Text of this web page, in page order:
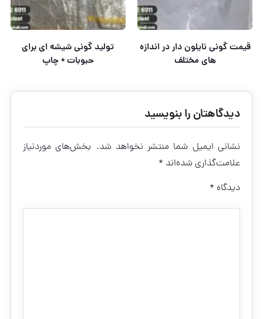
قیمت گونی نایلون دار در اندازه
های مختلف
تولید گونی شیشه ای برای
حبوبات + چاپ
دیدگاهتان را بنویسید
نشانی ایمیل شما منتشر نخواهد شد. بخش‌های موردنیاز
علامت‌گذاری شده‌اند *
دیدگاه *